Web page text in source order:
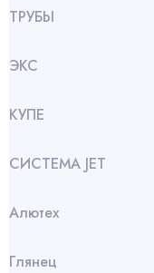
ТРУБЫ
ЭКС
КУПЕ
СИСТЕМА JET
Алютех
Глянец